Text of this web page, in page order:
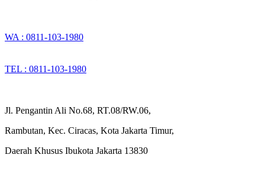
WA : 0811-103-1980
TEL : 0811-103-1980
Jl. Pengantin Ali No.68, RT.08/RW.06,
Rambutan, Kec. Ciracas, Kota Jakarta Timur,
Daerah Khusus Ibukota Jakarta 13830